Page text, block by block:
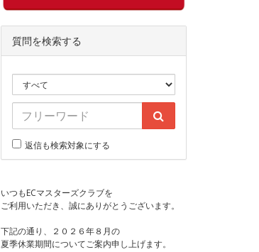
質問を検索する
返信も検索対象にする
いつもECマスターズクラブを
ご利用いただき、誠にありがとうございます。
下記の通り、２０２６年８月の
夏季休業期間についてご案内申し上げます。